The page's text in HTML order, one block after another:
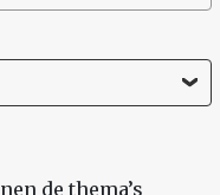
de thema’s